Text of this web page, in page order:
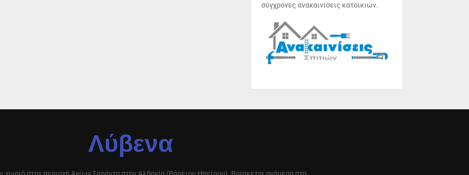
σύγχρονες ανακαινίσεις κατοικιών.
Λύβενα
χωριό στην περιοχή Αγίων Σαράντα στην Αλβανία (Βόρειου Ηπείρου). Βρίσκεται ανάμεσα στα